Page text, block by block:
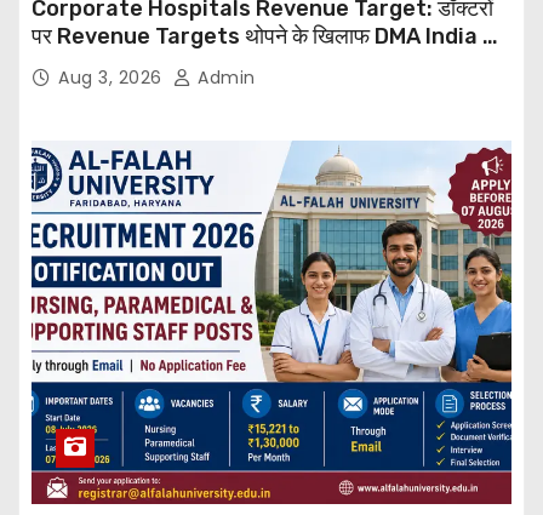
Corporate Hospitals Revenue Target: डॉक्टरों
पर Revenue Targets थोपने के खिलाफ DMA India का
बड़ा कदम, NHRC से Suo Motu जांच की मांग
Aug 3, 2026 Admin